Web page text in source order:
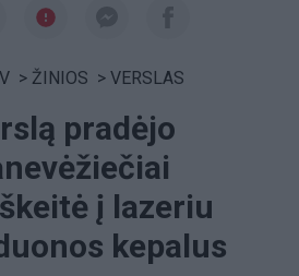
> ŽINIOS > VERSLAS
pradėjo
į lazeriu
kepalus